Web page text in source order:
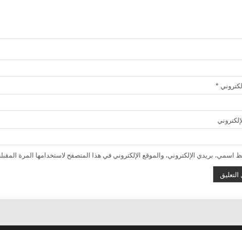
*
اسمي، بريدي الإلكتروني، والموقع الإلكتروني في هذا المتصفح لاستخدامها المرة